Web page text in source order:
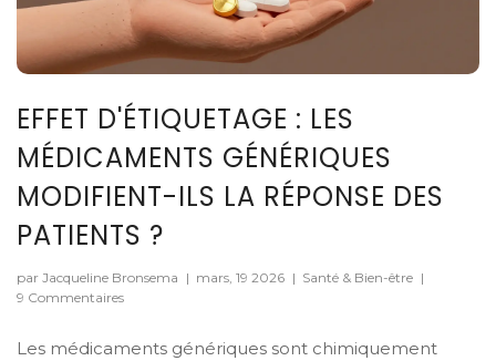
EFFET D'ÉTIQUETAGE : LES
MÉDICAMENTS GÉNÉRIQUES
MODIFIENT-ILS LA RÉPONSE DES
PATIENTS ?
par Jacqueline Bronsema | mars, 19 2026 | Santé & Bien-être |
9 Commentaires
Les médicaments génériques sont chimiquement